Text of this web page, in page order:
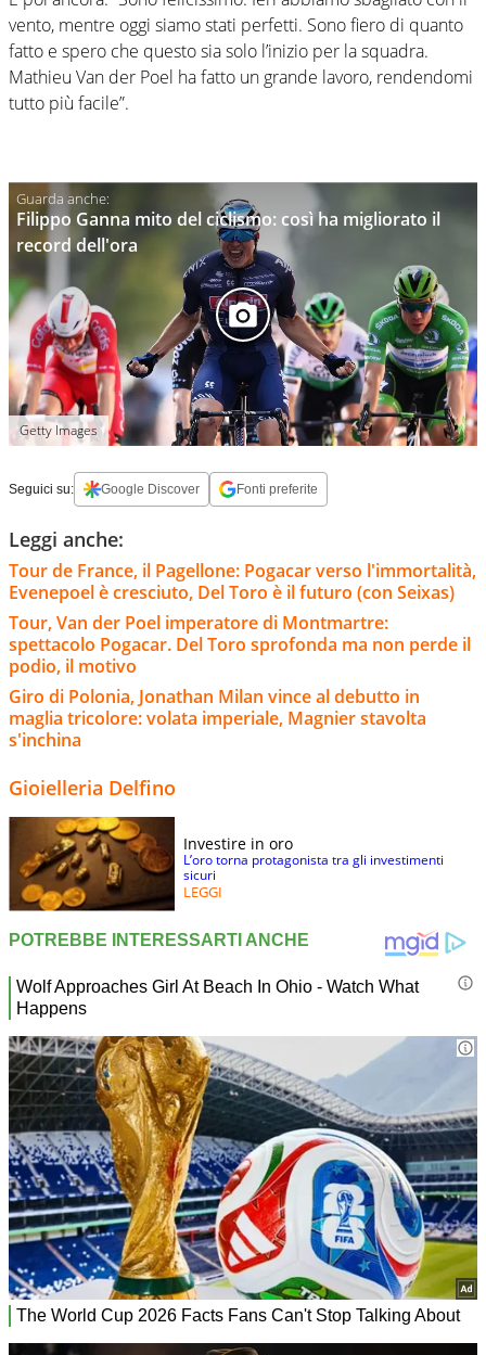
vento, mentre oggi siamo stati perfetti. Sono fiero di quanto
fatto e spero che questo sia solo l’inizio per la squadra.
Mathieu Van der Poel ha fatto un grande lavoro, rendendomi
tutto più facile”.
Filippo Ganna mito del ciclismo: così ha migliorato il
record dell'ora
Getty Images
Seguici su: Google Discover Fonti preferite
Leggi anche:
Tour de France, il Pagellone: Pogacar verso l'immortalità,
Evenepoel è cresciuto, Del Toro è il futuro (con Seixas)
Tour, Van der Poel imperatore di Montmartre:
spettacolo Pogacar. Del Toro sprofonda ma non perde il
podio, il motivo
Giro di Polonia, Jonathan Milan vince al debutto in
maglia tricolore: volata imperiale, Magnier stavolta
s'inchina
Gioielleria Delfino
Investire in oro
L’oro torna protagonista tra gli investimenti
sicuri
LEGGI